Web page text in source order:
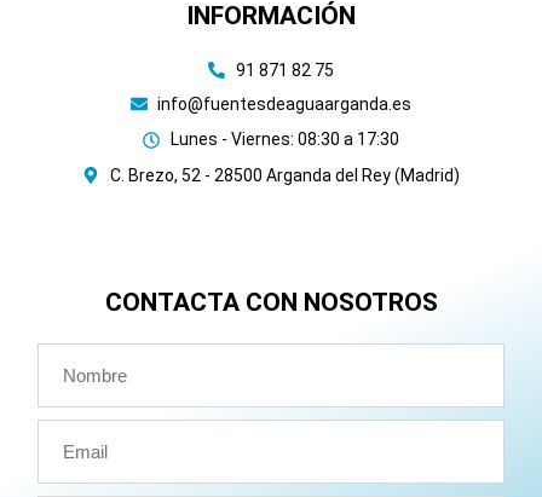
INFORMACIÓN
91 871 82 75
info@fuentesdeaguaarganda.es
Lunes - Viernes: 08:30 a 17:30
C. Brezo, 52 - 28500 Arganda del Rey (Madrid)
CONTACTA CON NOSOTROS